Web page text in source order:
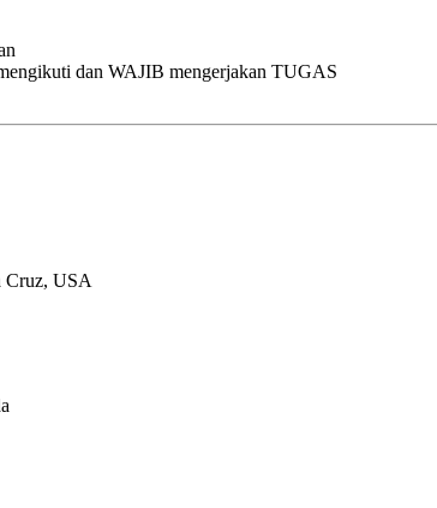
dan WAJIB mengerjakan TUGAS
Cruz, USA